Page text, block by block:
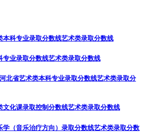
本科专业录取分数线艺术类录取分数线
专业录取分数线艺术类录取分数线
北省艺术类本科专业录取分数线艺术类录取分
文化课录取控制分数线艺术类录取分数线
学（音乐治疗方向）录取分数线艺术类录取分数